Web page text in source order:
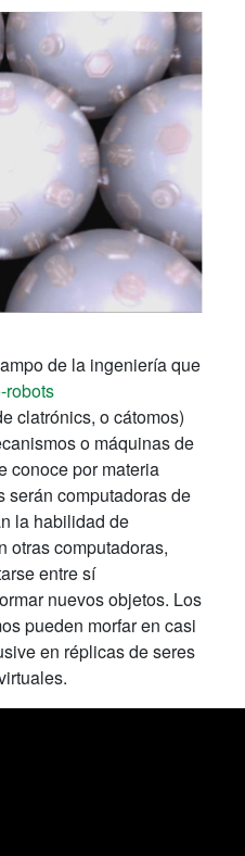
de la ingeniería que
robots
clatrónics, o cátomos)
o máquinas de
conoce por materia
serán computadoras de
la habilidad de
otras computadoras,
entre sí
nuevos objetos. Los
pueden morfar en casi
en réplicas de seres